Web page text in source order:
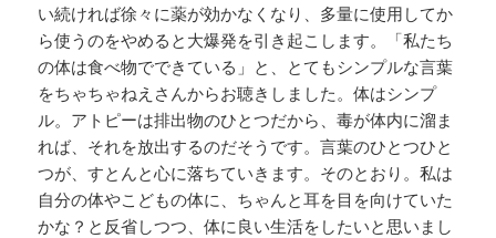
い続ければ徐々に薬が効かなくなり、多量に使用してか
ら使うのをやめると大爆発を引き起こします。「私たち
の体は食べ物でできている」と、とてもシンプルな言葉
をちゃちゃねえさんからお聴きしました。体はシンプ
ル。アトピーは排出物のひとつだから、毒が体内に溜ま
れば、それを放出するのだそうです。言葉のひとつひと
つが、すとんと心に落ちていきます。そのとおり。私は
自分の体やこどもの体に、ちゃんと耳を目を向けていた
かな？と反省しつつ、体に良い生活をしたいと思いまし